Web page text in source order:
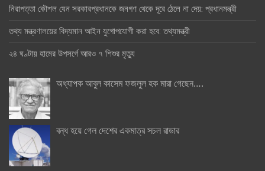
নিরাপত্তা কৌশল যেন সরকারপ্রধানকে জনগণ থেকে দূরে ঠেলে না দেয়: প্রধানমন্ত্রী
তথ্য মন্ত্রণালয়ের বিদ্যমান আইন যুগোপযোগী করা হবে: তথ্যমন্ত্রী
২৪ ঘণ্টায় হামের উপসর্গে আরও ৭ শিশুর মৃত্যু
অধ্যাপক আবুল কাসেম ফজলুল হক মারা গেছেন….
বন্ধ হয়ে গেল দেশের একমাত্র সচল রাডার